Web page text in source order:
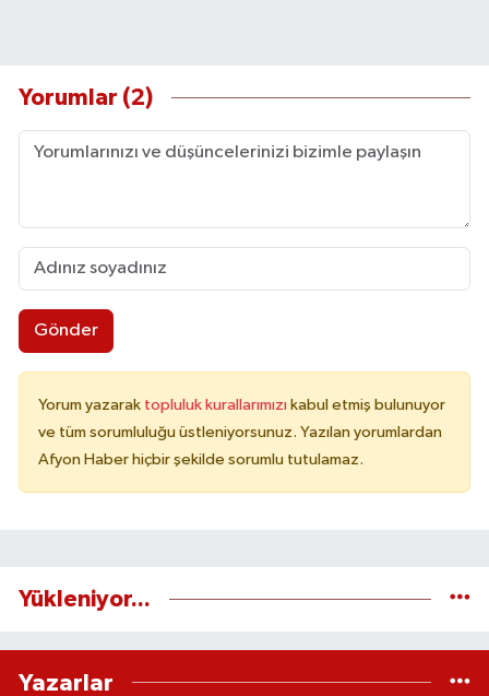
Yorumlar (2)
Gönder
Yorum yazarak topluluk kurallarımızı kabul etmiş bulunuyor
ve tüm sorumluluğu üstleniyorsunuz. Yazılan yorumlardan
Afyon Haber hiçbir şekilde sorumlu tutulamaz.
Yükleniyor...
Yazarlar